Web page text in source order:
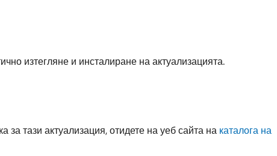
изтегляне и инсталиране на актуализацията.
за тази актуализация, отидете на уеб сайта на каталога на